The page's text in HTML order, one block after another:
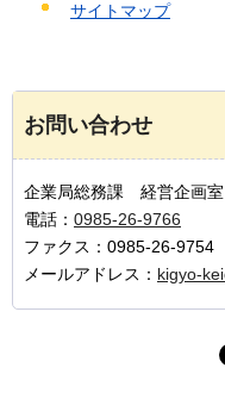
サイトマップ
お問い合わせ
企業局総務課 経営企画室
電話： 0985-26-9766
ファクス：0985-26-9754
メールアドレス： kigyo-